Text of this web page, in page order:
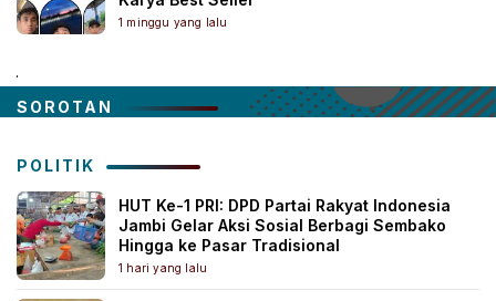
1 minggu yang lalu
.
SOROTAN
POLITIK
HUT Ke-1 PRI: DPD Partai Rakyat Indonesia
Jambi Gelar Aksi Sosial Berbagi Sembako
Hingga ke Pasar Tradisional
1 hari yang lalu